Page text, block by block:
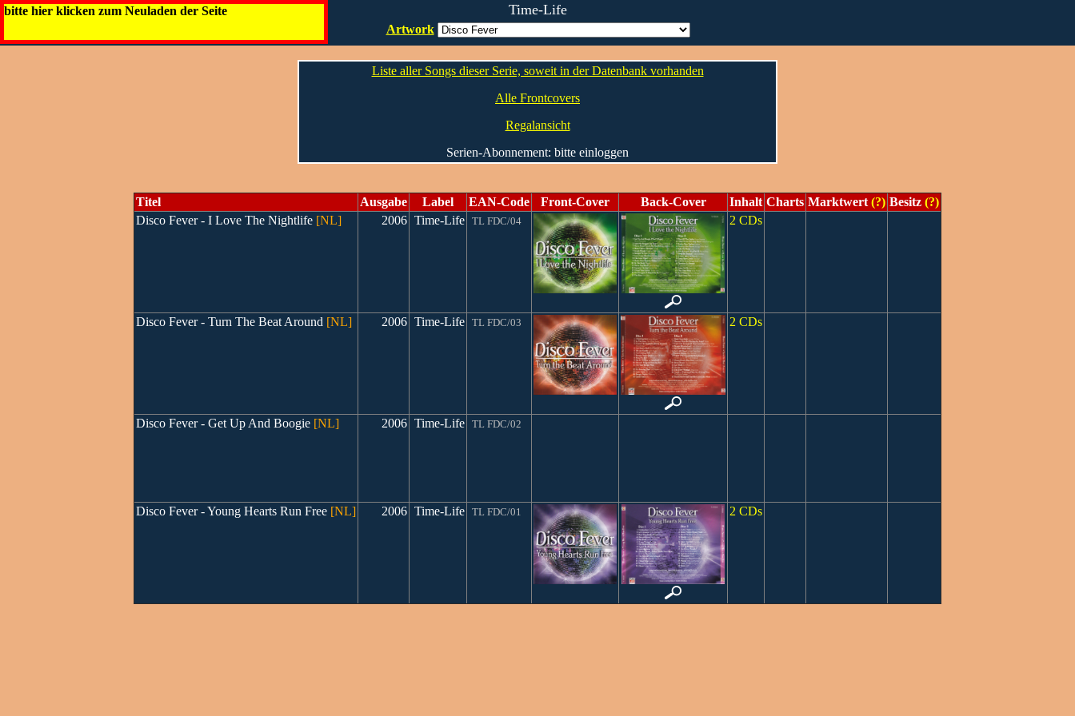
bitte hier klicken zum Neuladen der Seite Time-Life
Artwork
Liste aller Songs dieser Serie, soweit in der Datenbank vorhanden
Alle Frontcovers
Regalansicht
Serien-Abonnement: bitte einloggen
Titel Ausgabe Label EAN-Code Front-Cover Back-Cover Inhalt Charts Marktwert (?) Besitz (?)
Disco Fever - I Love The Nightlife [NL] 2006 Time-Life TL FDC/04 2 CDs
Disco Fever - Turn The Beat Around [NL] 2006 Time-Life TL FDC/03 2 CDs
Disco Fever - Get Up And Boogie [NL] 2006 Time-Life TL FDC/02
Disco Fever - Young Hearts Run Free [NL] 2006 Time-Life TL FDC/01 2 CDs